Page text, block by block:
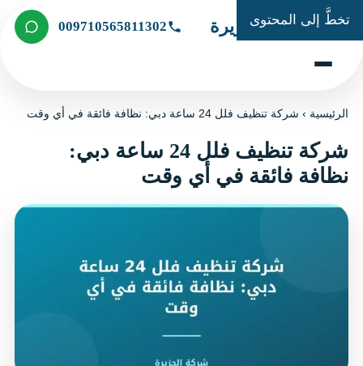
تخطَّ إلى المحتوى
شركة الجزيرة 009710565811302
الرئيسية ›شركة تنظيف فلل 24 ساعة دبي: نظافة فائقة في أي وقت
شركة تنظيف فلل 24 ساعة دبي:
نظافة فائقة في أي وقت